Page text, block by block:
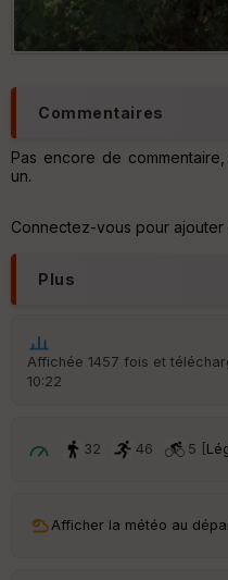
Commentaires
Pas encore de
un.
Connectez-vous pour ajouter
Plus
Affichée 1457 fois et
10:22
32 46 5 [
Afficher la météo au